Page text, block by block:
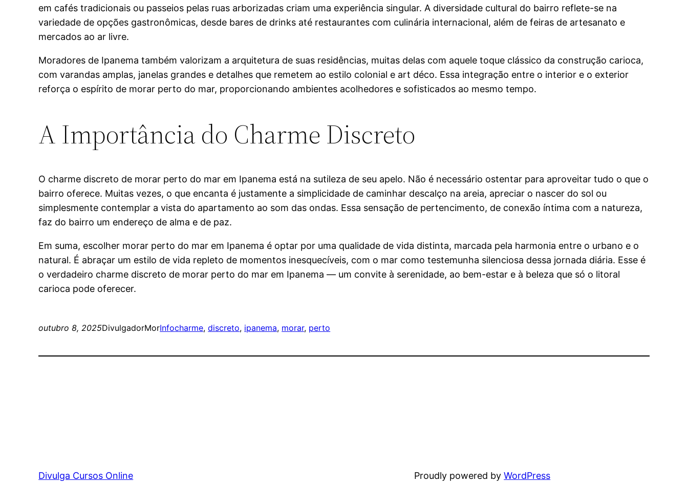
em cafés tradicionais ou passeios pelas ruas arborizadas criam uma experiência singular. A diversidade cultural do bairro reflete-se na
variedade de opções gastronômicas, desde bares de drinks até restaurantes com culinária internacional, além de feiras de artesanato e
mercados ao ar livre.
Moradores de Ipanema também valorizam a arquitetura de suas residências, muitas delas com aquele toque clássico da construção carioca,
com varandas amplas, janelas grandes e detalhes que remetem ao estilo colonial e art déco. Essa integração entre o interior e o exterior
reforça o espírito de morar perto do mar, proporcionando ambientes acolhedores e sofisticados ao mesmo tempo.
A Importância do Charme Discreto
O charme discreto de morar perto do mar em Ipanema está na sutileza de seu apelo. Não é necessário ostentar para aproveitar tudo o que o
bairro oferece. Muitas vezes, o que encanta é justamente a simplicidade de caminhar descalço na areia, apreciar o nascer do sol ou
simplesmente contemplar a vista do apartamento ao som das ondas. Essa sensação de pertencimento, de conexão íntima com a natureza,
faz do bairro um endereço de alma e de paz.
Em suma, escolher morar perto do mar em Ipanema é optar por uma qualidade de vida distinta, marcada pela harmonia entre o urbano e o
natural. É abraçar um estilo de vida repleto de momentos inesquecíveis, com o mar como testemunha silenciosa dessa jornada diária. Esse é
o verdadeiro charme discreto de morar perto do mar em Ipanema — um convite à serenidade, ao bem-estar e à beleza que só o litoral
carioca pode oferecer.
outubro 8, 2025DivulgadorMorInfocharme, discreto, ipanema, morar, perto
Divulga Cursos Online Proudly powered byWordPress